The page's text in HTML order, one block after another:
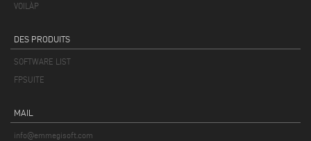
VOILÀP
DES PRODUITS
SOFTWARE LIST
FPSUITE
MAIL
info@emmegisoft.com